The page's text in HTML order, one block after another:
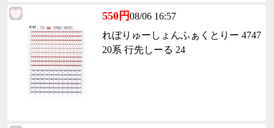
550円08/06 16:57
れぼりゅーしょんふぁくとりー 4747
20系 行先しーる 24